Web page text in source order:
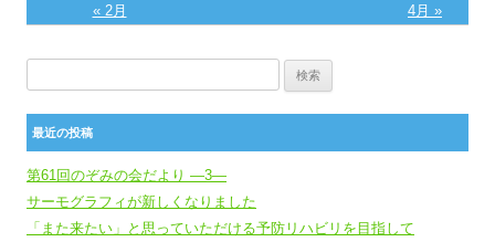
« 2月 4月 »
最近の投稿
第61回のぞみの会だより ―3―
サーモグラフィが新しくなりました
「また来たい」と思っていただける予防リハビリを目指して